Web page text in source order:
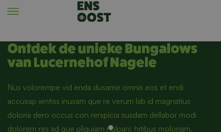
Ontdek de unieke Bungalows
van Lucernehof Nagele
Nus volorempe vid enda dusame omnis eos et endi
accusap ientiss inusam que re verum lab id magnatius
doloria dero occus con rerspicia susdam dellabor modi
dolorem res ad que pliquiam nulparc hitibus moloriam.